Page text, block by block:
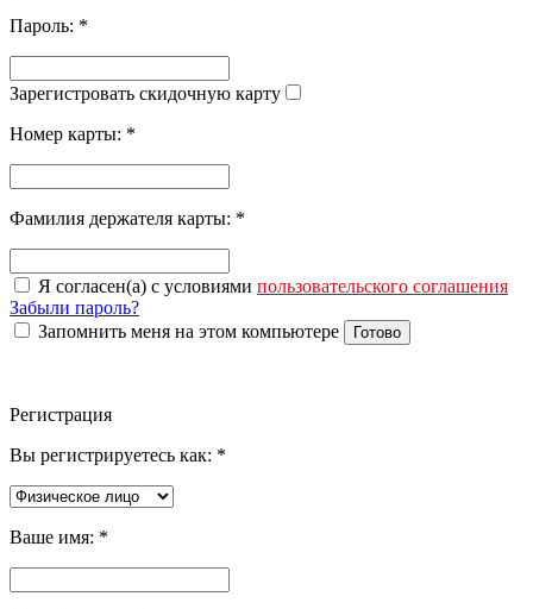
Пароль: *
Зарегистровать скидочную карту
Номер карты: *
Фамилия держателя карты: *
Я согласен(а) с условиями пользовательского соглашения
Забыли пароль?
Запомнить меня на этом компьютере
Готово
Регистрация
Вы регистрируетесь как: *
Ваше имя: *